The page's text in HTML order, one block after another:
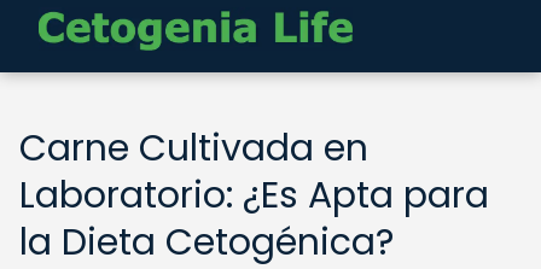
Carne Cultivada en
Laboratorio: ¿Es Apta para
la Dieta Cetogénica?